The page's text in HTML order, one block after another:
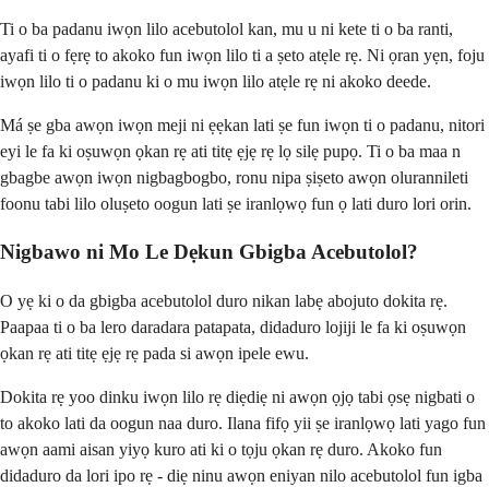
Ti o ba padanu iwọn lilo acebutolol kan, mu u ni kete ti o ba ranti,
ayafi ti o fẹrẹ to akoko fun iwọn lilo ti a ṣeto atẹle rẹ. Ni ọran yẹn, foju
iwọn lilo ti o padanu ki o mu iwọn lilo atẹle rẹ ni akoko deede.
Má ṣe gba awọn iwọn meji ni ẹẹkan lati ṣe fun iwọn ti o padanu, nitori
eyi le fa ki oṣuwọn ọkan rẹ ati titẹ ẹjẹ rẹ lọ silẹ pupọ. Ti o ba maa n
gbagbe awọn iwọn nigbagbogbo, ronu nipa ṣiṣeto awọn olurannileti
foonu tabi lilo oluṣeto oogun lati ṣe iranlọwọ fun ọ lati duro lori orin.
Nigbawo ni Mo Le Dẹkun Gbigba Acebutolol?
O yẹ ki o da gbigba acebutolol duro nikan labẹ abojuto dokita rẹ.
Paapaa ti o ba lero daradara patapata, didaduro lojiji le fa ki oṣuwọn
ọkan rẹ ati titẹ ẹjẹ rẹ pada si awọn ipele ewu.
Dokita rẹ yoo dinku iwọn lilo rẹ diẹdiẹ ni awọn ọjọ tabi ọsẹ nigbati o
to akoko lati da oogun naa duro. Ilana fifọ yii ṣe iranlọwọ lati yago fun
awọn aami aisan yiyọ kuro ati ki o tọju ọkan rẹ duro. Akoko fun
didaduro da lori ipo rẹ - diẹ ninu awọn eniyan nilo acebutolol fun igba